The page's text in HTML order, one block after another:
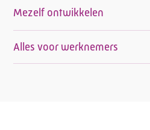
Mezelf ontwikkelen
Alles voor werknemers